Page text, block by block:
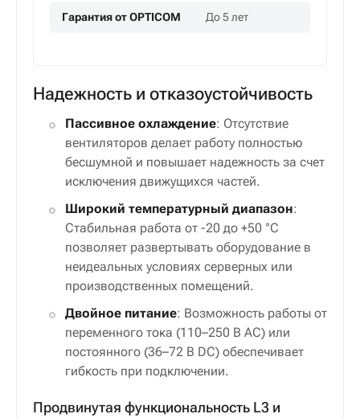
Гарантия от OPTICOM До 5 лет
Надежность и отказоустойчивость
Пассивное охлаждение: Отсутствие
вентиляторов делает работу полностью
бесшумной и повышает надежность за счет
исключения движущихся частей.
Широкий температурный диапазон:
Стабильная работа от -20 до +50 °C
позволяет развертывать оборудование в
неидеальных условиях серверных или
производственных помещений.
Двойное питание: Возможность работы от
переменного тока (110–250 В AC) или
постоянного (36–72 В DC) обеспечивает
гибкость при подключении.
Продвинутая функциональность L3 и